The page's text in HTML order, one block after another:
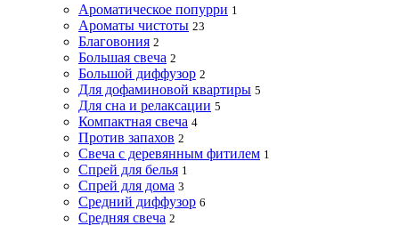
Ароматическое попурри 1
Ароматы чистоты 23
Благовония 2
Большая свеча 2
Большой диффузор 2
Для дофаминовой квартиры 5
Для сна и релаксации 5
Компактная свеча 4
Против запахов 2
Свеча с деревянным фитилем 1
Спрей для белья 1
Спрей для дома 3
Средний диффузор 6
Средняя свеча 2